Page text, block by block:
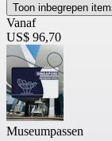
Toon inbegrepen
Vanaf
US$ 96,70
Museumpassen